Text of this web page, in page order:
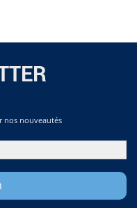
nos nouveautés